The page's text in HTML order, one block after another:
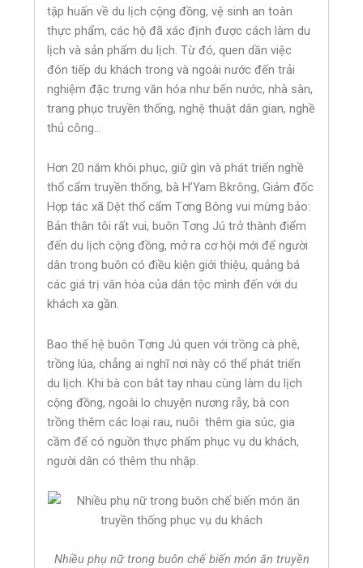
tập huấn về du lịch cộng đồng, vệ sinh an toàn
thực phẩm, các hộ đã xác định được cách làm du
lịch và sản phẩm du lịch. Từ đó, quen dần việc
đón tiếp du khách trong và ngoài nước đến trải
nghiệm đặc trưng văn hóa như bến nước, nhà sàn,
trang phục truyền thống, nghệ thuật dân gian, nghề
thủ công…
Hơn 20 năm khôi phục, giữ gìn và phát triển nghề
thổ cẩm truyền thống, bà H’Yam Bkrông, Giám đốc
Hợp tác xã Dệt thổ cẩm Tơng Bông vui mừng bảo:
Bản thân tôi rất vui, buôn Tơng Jú trở thành điểm
đến du lịch cộng đồng, mở ra cơ hội mới để người
dân trong buôn có điều kiện giới thiệu, quảng bá
các giá trị văn hóa của dân tộc mình đến với du
khách xa gần.
Bao thế hệ buôn Tơng Jú quen với trồng cà phê,
trồng lúa, chẳng ai nghĩ nơi này có thể phát triển
du lịch. Khi bà con bắt tay nhau cùng làm du lịch
cộng đồng, ngoài lo chuyện nương rẫy, bà con
trồng thêm các loại rau, nuôi thêm gia súc, gia
cầm để có nguồn thực phẩm phục vụ du khách,
người dân có thêm thu nhập.
Nhiều phụ nữ trong buôn chế biến món ăn truyền